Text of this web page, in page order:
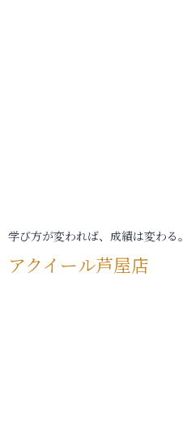
学び方が変われば、成績は変わる。
アクイール芦屋店